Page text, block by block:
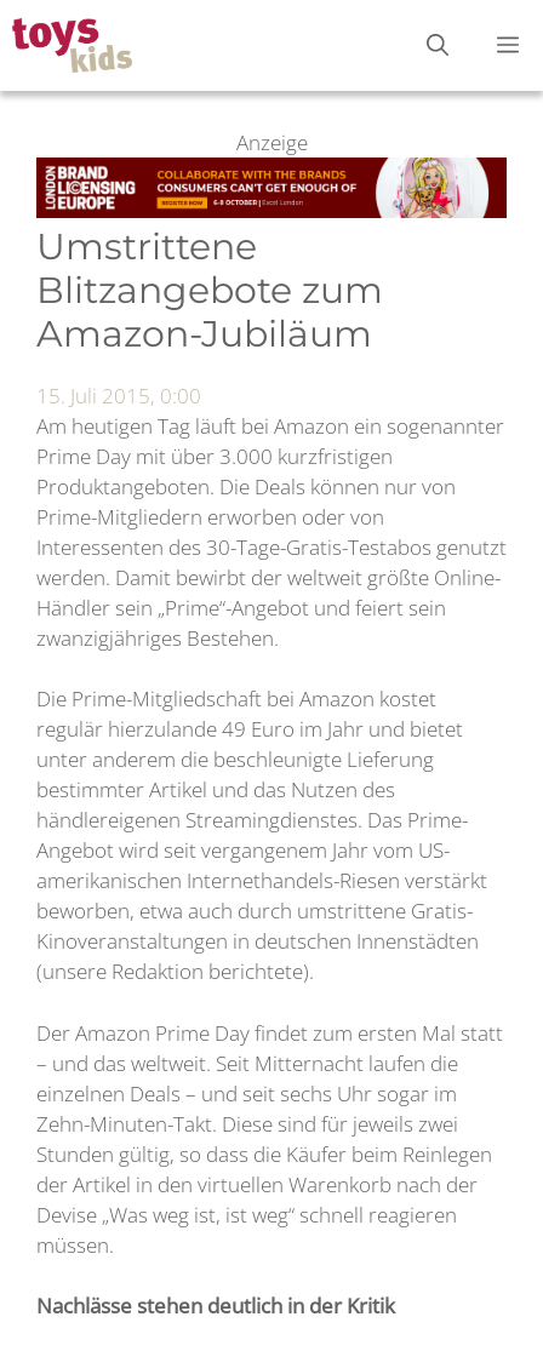
Zum
Inhalt
springen
Anzeige
Umstrittene
Blitzangebote zum
Amazon-Jubiläum
15. Juli 2015, 0:00
Am heutigen Tag läuft bei Amazon ein sogenannter
Prime Day mit über 3.000 kurzfristigen
Produktangeboten. Die Deals können nur von
Prime-Mitgliedern erworben oder von
Interessenten des 30-Tage-Gratis-Testabos genutzt
werden. Damit bewirbt der weltweit größte Online-
Händler sein „Prime“-Angebot und feiert sein
zwanzigjähriges Bestehen.
Die Prime-Mitgliedschaft bei Amazon kostet
regulär hierzulande 49 Euro im Jahr und bietet
unter anderem die beschleunigte Lieferung
bestimmter Artikel und das Nutzen des
händlereigenen Streamingdienstes. Das Prime-
Angebot wird seit vergangenem Jahr vom US-
amerikanischen Internethandels-Riesen verstärkt
beworben, etwa auch durch umstrittene Gratis-
Kinoveranstaltungen in deutschen Innenstädten
(unsere Redaktion berichtete).
Der Amazon Prime Day findet zum ersten Mal statt
– und das weltweit. Seit Mitternacht laufen die
einzelnen Deals – und seit sechs Uhr sogar im
Zehn-Minuten-Takt. Diese sind für jeweils zwei
Stunden gültig, so dass die Käufer beim Reinlegen
der Artikel in den virtuellen Warenkorb nach der
Devise „Was weg ist, ist weg“ schnell reagieren
müssen.
Nachlässe stehen deutlich in der Kritik